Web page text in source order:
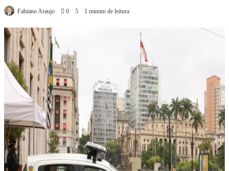
Fabiano Araujo 0 5 1 minuto de leitura